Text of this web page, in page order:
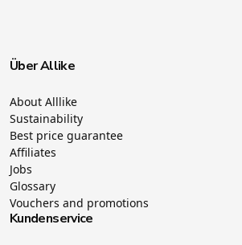
Über Allike
About Alllike
Sustainability
Best price guarantee
Affiliates
Jobs
Glossary
Vouchers and promotions
Kundenservice